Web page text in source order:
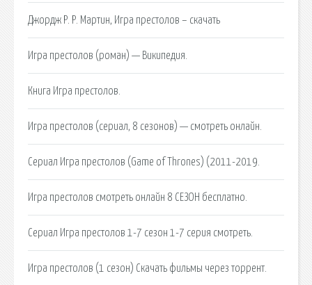
Джордж Р. Р. Мартин, Игра престолов – скачать
Игра престолов (роман) — Википедия.
Книга Игра престолов.
Игра престолов (сериал, 8 сезонов) — смотреть онлайн.
Сериал Игра престолов (Game of Thrones) (2011-2019.
Игра престолов смотреть онлайн 8 СЕЗОН бесплатно.
Сериал Игра престолов 1-7 сезон 1-7 серия смотреть.
Игра престолов (1 сезон) Скачать фильмы через торрент.